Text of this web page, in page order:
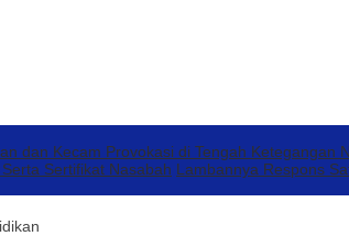
dan Kecam Provokasi di Tengah Ketegangan
Sertifikat Nasabah Lambannya Respons